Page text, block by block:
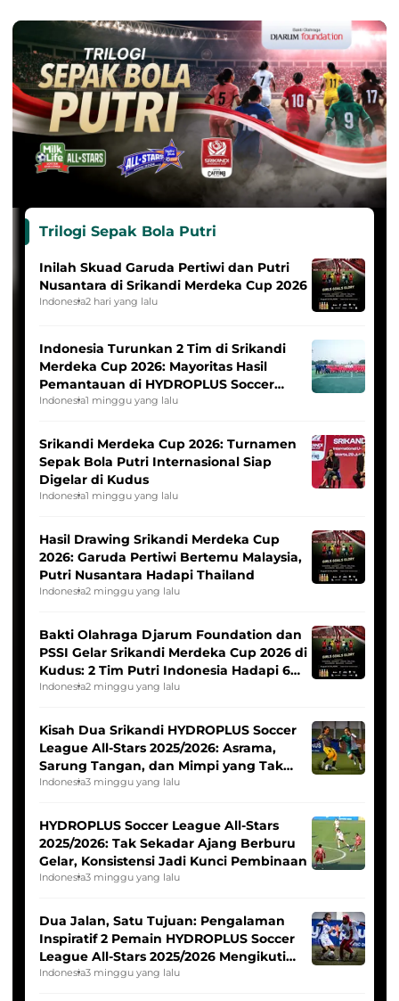
Trilogi Sepak Bola Putri
Inilah Skuad Garuda Pertiwi dan Putri
Nusantara di Srikandi Merdeka Cup 2026
Indonesia2 hari yang lalu
Indonesia Turunkan 2 Tim di Srikandi
Merdeka Cup 2026: Mayoritas Hasil
Pemantauan di HYDROPLUS Soccer
League
Indonesia1 minggu yang lalu
Srikandi Merdeka Cup 2026: Turnamen
Sepak Bola Putri Internasional Siap
Digelar di Kudus
Indonesia1 minggu yang lalu
Hasil Drawing Srikandi Merdeka Cup
2026: Garuda Pertiwi Bertemu Malaysia,
Putri Nusantara Hadapi Thailand
Indonesia2 minggu yang lalu
Bakti Olahraga Djarum Foundation dan
PSSI Gelar Srikandi Merdeka Cup 2026 di
Kudus: 2 Tim Putri Indonesia Hadapi 6
Tim Asia
Indonesia2 minggu yang lalu
Kisah Dua Srikandi HYDROPLUS Soccer
League All-Stars 2025/2026: Asrama,
Sarung Tangan, dan Mimpi yang Tak
Pernah Padam
Indonesia3 minggu yang lalu
HYDROPLUS Soccer League All-Stars
2025/2026: Tak Sekadar Ajang Berburu
Gelar, Konsistensi Jadi Kunci Pembinaan
Indonesia3 minggu yang lalu
Dua Jalan, Satu Tujuan: Pengalaman
Inspiratif 2 Pemain HYDROPLUS Soccer
League All-Stars 2025/2026 Mengikuti
Seleksi Timnas Indonesia Putri
Indonesia3 minggu yang lalu